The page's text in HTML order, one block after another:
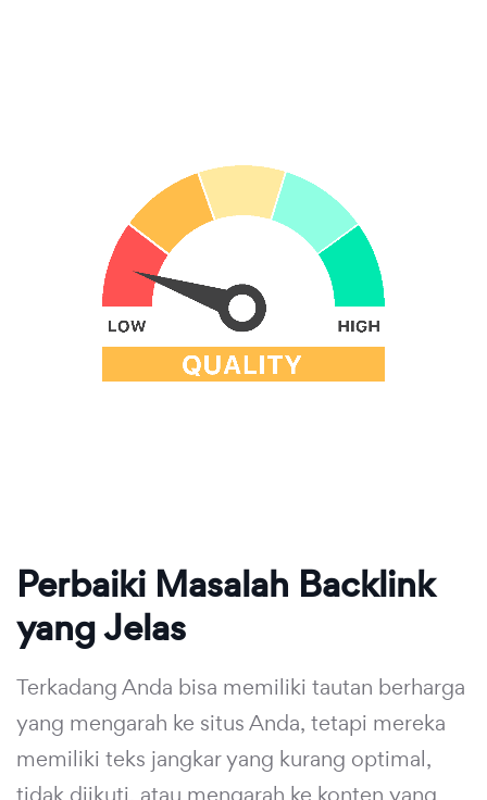
Perbaiki Masalah Backlink
yang Jelas
Terkadang Anda bisa memiliki tautan berharga
yang mengarah ke situs Anda, tetapi mereka
memiliki teks jangkar yang kurang optimal,